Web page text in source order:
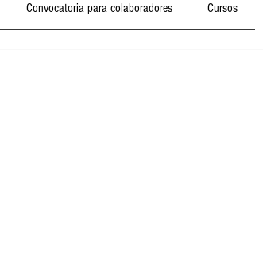
Convocatoria para colaboradores Cursos